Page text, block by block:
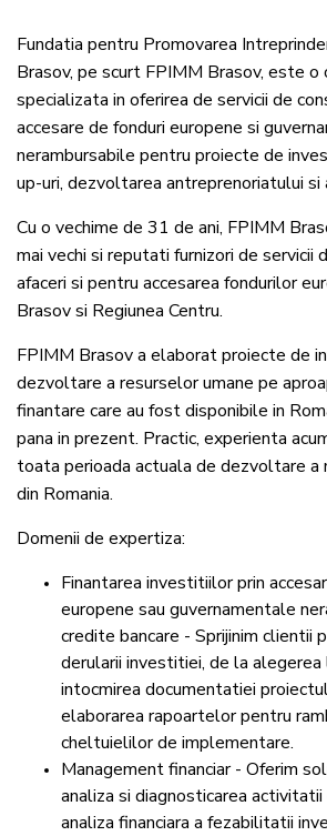
Fundatia pentru Promovarea
Brasov, pe scurt FPIMM Brasov, este o
specializata in oferirea de servicii de
accesare de fonduri europene si
nerambursabile pentru proiecte de
up-uri, dezvoltarea antreprenoriatului si
Cu o vechime de 31 de ani, FPIMM
mai vechi si reputati furnizori de servicii
afaceri si pentru accesarea fondurilor
Brasov si Regiunea Centru.
FPIMM Brasov a elaborat proiecte de
dezvoltare a resurselor umane pe
finantare care au fost disponibile in
pana in prezent. Practic, experienta
toata perioada actuala de dezvoltare a
din Romania.
Domenii de expertiza:
Finantarea investitiilor prin
europene sau guvernamentale
credite bancare - Sprijinim clientii
derularii investitiei, de la alegerea
intocmirea documentatiei
elaborarea rapoartelor pentru
cheltuielilor de implementare.
Management financiar - Oferim
analiza si diagnosticarea
analiza financiara a fezabilitatii